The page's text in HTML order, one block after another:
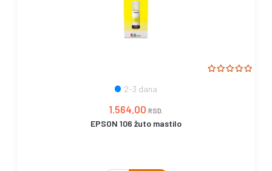
2-3 dana
1.564,00 RSD.
EPSON 106 žuto mastilo